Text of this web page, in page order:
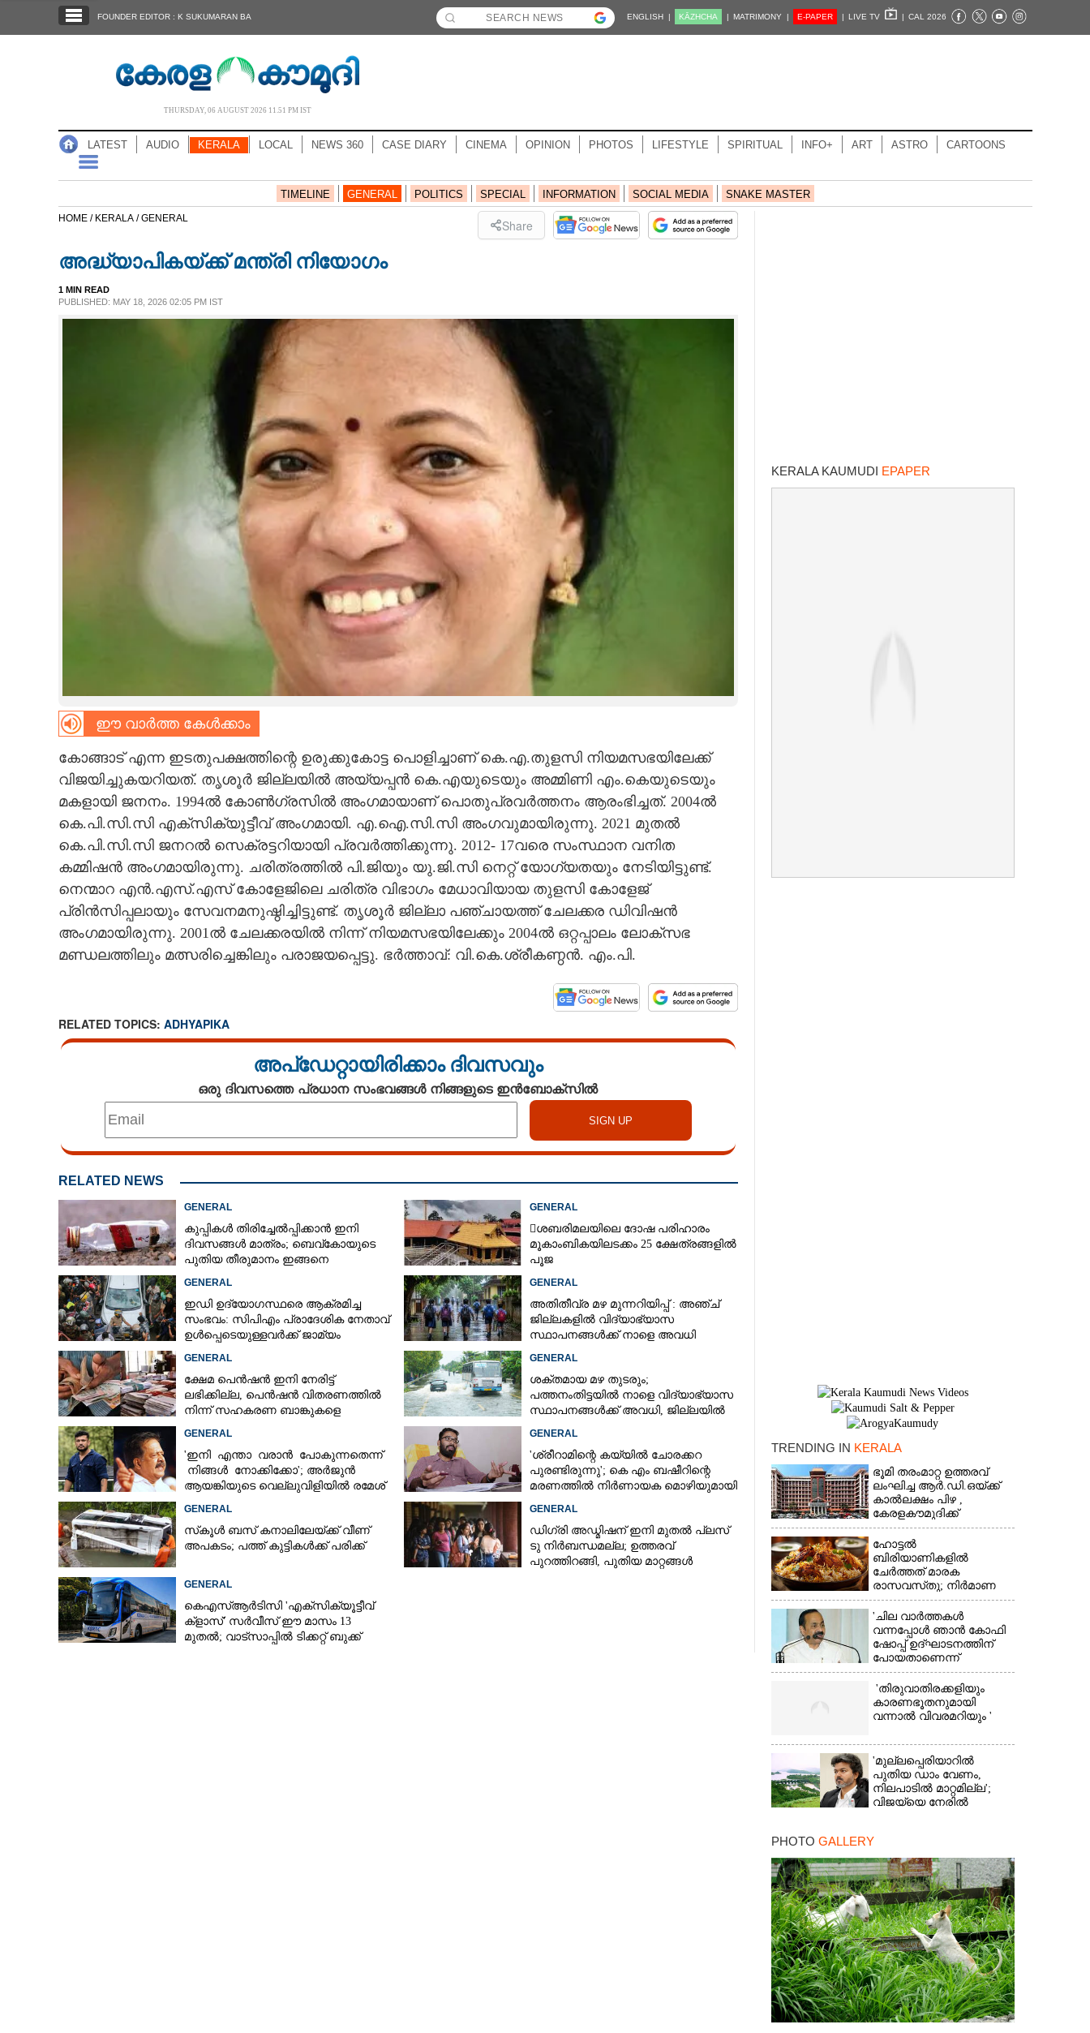
NOTIFIED NEWS
CARTOONS
LITERATURE
CONTACT US
FOUNDER EDITOR : K SUKUMARAN BA ENGLISH | KĀZHCHA | MATRIMONY | E-PAPER | LIVE TV | CAL 2026
THURSDAY, 06 AUGUST 2026 11.51 PM IST
LATEST AUDIO KERALA LOCAL NEWS 360 CASE DIARY CINEMA OPINION PHOTOS LIFESTYLE SPIRITUAL INFO+ ART ASTRO CARTOONS
TIMELINE GENERAL POLITICS SPECIAL INFORMATION SOCIAL MEDIA SNAKE MASTER
HOME / KERALA /GENERAL Share
അദ്ധ്യാപികയ്ക്ക് മന്ത്രി നിയോഗം
1 MIN READ
PUBLISHED: MAY 18, 2026 02:05 PM IST
ഈ വാർത്ത കേൾക്കാം
കോങ്ങാട് എന്ന ഇടതുപക്ഷത്തിന്റെ ഉരുക്കുകോട്ട പൊളിച്ചാണ് കെ.എ.തുളസി നിയമസഭയിലേക്ക്
വിജയിച്ചുകയറിയത്. തൃശൂർ ജില്ലയിൽ അയ്യപ്പൻ കെ.എയുടെയും അമ്മിണി എം.കെയുടെയും
മകളായി ജനനം. 1994ൽ കോൺഗ്രസിൽ അംഗമായാണ് പൊതുപ്രവർത്തനം ആരംഭിച്ചത്. 2004ൽ
കെ.പി.സി.സി എക്സിക്യുട്ടീവ് അംഗമായി. എ.ഐ.സി.സി അംഗവുമായിരുന്നു. 2021 മുതൽ
കെ.പി.സി.സി ജനറൽ സെക്രട്ടറിയായി പ്രവർത്തിക്കുന്നു. 2012- 17വരെ സംസ്ഥാന വനിത
കമ്മിഷൻ അംഗമായിരുന്നു. ചരിത്രത്തിൽ പി.ജിയും യു.ജി.സി നെറ്റ് യോഗ്യതയും നേടിയിട്ടുണ്ട്.
നെന്മാറ എൻ.എസ്.എസ് കോളേജിലെ ചരിത്ര വിഭാഗം മേധാവിയായ തുളസി കോളേജ്
പ്രിൻസിപ്പലായും സേവനമനുഷ്ഠിച്ചിട്ടുണ്ട്. തൃശൂർ ജില്ലാ പഞ്ചായത്ത് ചേലക്കര ഡിവിഷൻ
അംഗമായിരുന്നു. 2001ൽ ചേലക്കരയിൽ നിന്ന് നിയമസഭയിലേക്കും 2004ൽ ഒറ്റപ്പാലം ലോക്സഭ
മണ്ഡലത്തിലും മത്സരിച്ചെങ്കിലും പരാജയപ്പെട്ടു. ഭർത്താവ്: വി.കെ.ശ്രീകണ്ഠൻ. എം.പി.
RELATED TOPICS: ADHYAPIKA
അപ്ഡേറ്റായിരിക്കാം ദിവസവും
ഒരു ദിവസത്തെ പ്രധാന സംഭവങ്ങൾ നിങ്ങളുടെ ഇൻബോക്സിൽ
RELATED NEWS
GENERAL
കുപ്പികൾ തിരിച്ചേൽപ്പിക്കാൻ ഇനി
ദിവസങ്ങൾ മാത്രം; ബെവ്‌കോയുടെ
പുതിയ തീരുമാനം ഇങ്ങനെ
GENERAL
ശബരിമലയിലെ ദോഷ പരിഹാരം
മൂകാംബികയിലടക്കം 25 ക്ഷേത്രങ്ങളിൽ
പൂജ
GENERAL
ഇഡി ഉദ്യോഗസ്ഥരെ ആക്രമിച്ച
സംഭവം: സിപിഎം പ്രാദേശിക നേതാവ്
ഉൾപ്പെടെയുള്ളവർക്ക് ജാമ്യം
GENERAL
അതിതീവ്ര മഴ മുന്നറിയിപ്പ് : അഞ്ച്
ജില്ലകളിൽ വിദ്യാഭ്യാസ
സ്ഥാപനങ്ങൾക്ക് നാളെ അവധി
GENERAL
ക്ഷേമ പെൻഷൻ ഇനി നേരിട്ട്
ലഭിക്കില്ല,​ പെൻഷൻ വിതരണത്തിൽ
നിന്ന് സഹകരണ ബാങ്കുകളെ
GENERAL
ശക്തമായ മഴ തുടരും;
പത്തനംതിട്ടയിൽ നാളെ വിദ്യാഭ്യാസ
സ്ഥാപനങ്ങൾക്ക് അവധി,​ ജില്ലയിൽ
GENERAL
'ഇനി എന്താ വരാൻ പോകുന്നതെന്ന്
നിങ്ങൾ നോക്കിക്കോ'; അർജുൻ
ആയങ്കിയുടെ വെല്ലുവിളിയിൽ രമേശ്
GENERAL
'ശ്രീറാമിന്റെ കയ്യിൽ ചോരക്കറ
പുരണ്ടിരുന്നു'; കെ എം ബഷീറിന്റെ
മരണത്തിൽ നിർണായക മൊഴിയുമായി
GENERAL
സ്‌കൂൾ ബസ് കനാലിലേയ്ക്ക് വീണ്
അപകടം; പത്ത് കുട്ടികൾക്ക് പരിക്ക്
GENERAL
ഡിഗ്രി അഡ്മിഷന് ഇനി മുതൽ പ്ലസ്
ടു നിർബന്ധമല്ല; ഉത്തരവ്
പുറത്തിറങ്ങി, പുതിയ മാറ്റങ്ങൾ
GENERAL
കെഎസ്‌ആർടിസി 'എക്‌സിക്യൂട്ടീവ്
ക്ളാസ്' സർവീസ് ഈ മാസം 13
മുതൽ; വാട്‌സാപ്പിൽ ടിക്കറ്റ് ബുക്ക്
KERALA KAUMUDI EPAPER
TRENDING IN KERALA
ഭൂമി തരംമാറ്റ ഉത്തരവ്
ലംഘിച്ച ആർ.ഡി.ഒയ്ക്ക്
കാൽലക്ഷം പിഴ ,​
കേരളകൗമുദിക്ക്
ഹൈക്കോടതിയുടെ
പ്രശംസ
ഹോട്ടൽ
ബിരിയാണികളിൽ
ചേർത്തത് മാരക
രാസവസ്‌തു; നിർമാണ
യൂണിറ്റിൽ എലികാഷ്‌ടവും
കുപ്പിച്ചില്ലും
'ചില വാർത്തകൾ
വന്നപ്പോൾ ഞാൻ കോഫി
ഷോപ്പ് ഉദ്ഘാടനത്തിന്
പോയതാണെന്ന്
വിചാരിച്ചു, 400 കോടിയുടെ
പ്രോജക്ടാണ് അത്'
'തിരുവാതിരക്കളിയും
കാരണഭൂതനുമായി
വന്നാൽ വിവരമറിയും '
'മുല്ലപ്പെരിയാറിൽ
പുതിയ ഡാം വേണം,
നിലപാടിൽ മാറ്റമില്ല';
വിജയ്‌യെ നേരിൽ
PHOTO GALLERY
×